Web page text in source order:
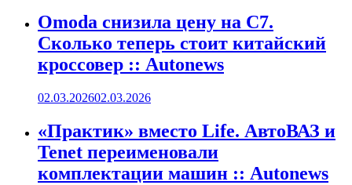
Omoda снизила цену на C7.
Сколько теперь стоит китайский
кроссовер :: Autonews
02.03.202602.03.2026
«Практик» вместо Life. АвтоВАЗ и
Tenet переименовали
комплектации машин :: Autonews